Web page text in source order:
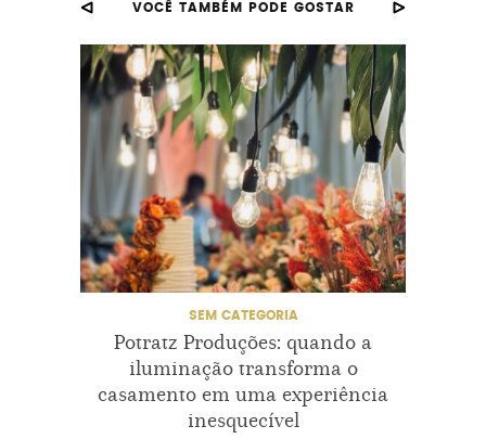
VOCÊ TAMBÉM PODE GOSTAR
SEM CATEGORIA
Potratz Produções: quando a
iluminação transforma o
casamento em uma experiência
inesquecível